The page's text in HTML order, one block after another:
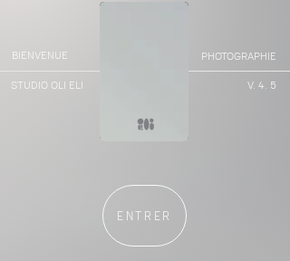
BIENVENUE
0
PHOTOGRAPHIE
STUDIO OLI ELI
V. 4. 5
ENTRER